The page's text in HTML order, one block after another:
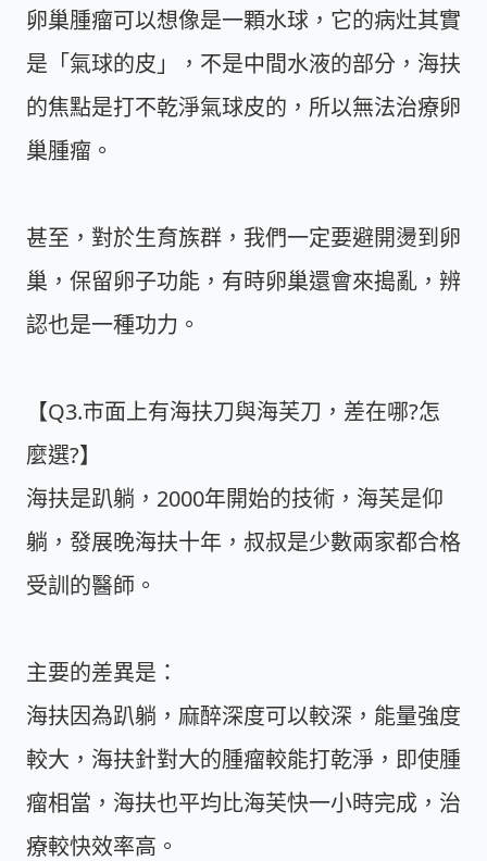
卵巢腫瘤可以想像是一顆水球，它的病灶其實
是「氣球的皮」，不是中間水液的部分，海扶
的焦點是打不乾淨氣球皮的，所以無法治療卵
巢腫瘤。
甚至，對於生育族群，我們一定要避開燙到卵
巢，保留卵子功能，有時卵巢還會來搗亂，辨
認也是一種功力。
【Q3.市面上有海扶刀與海芙刀，差在哪?怎
麼選?】
海扶是趴躺，2000年開始的技術，海芙是仰
躺，發展晚海扶十年，叔叔是少數兩家都合格
受訓的醫師。
主要的差異是：
海扶因為趴躺，麻醉深度可以較深，能量強度
較大，海扶針對大的腫瘤較能打乾淨，即使腫
瘤相當，海扶也平均比海芙快一小時完成，治
療較快效率高。